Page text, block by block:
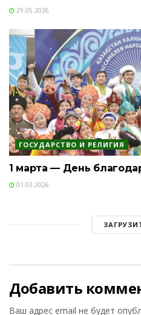
29.05.2026
ГОСУДАРСТВО И РЕЛИГИЯ
1 марта — День
01.03.2026
Добавить
Ваш адрес email не будет